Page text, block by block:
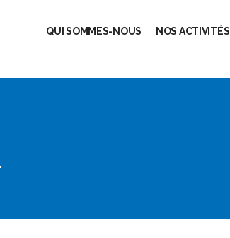
QUI SOMMES-NOUS NOS ACTIVITÉS